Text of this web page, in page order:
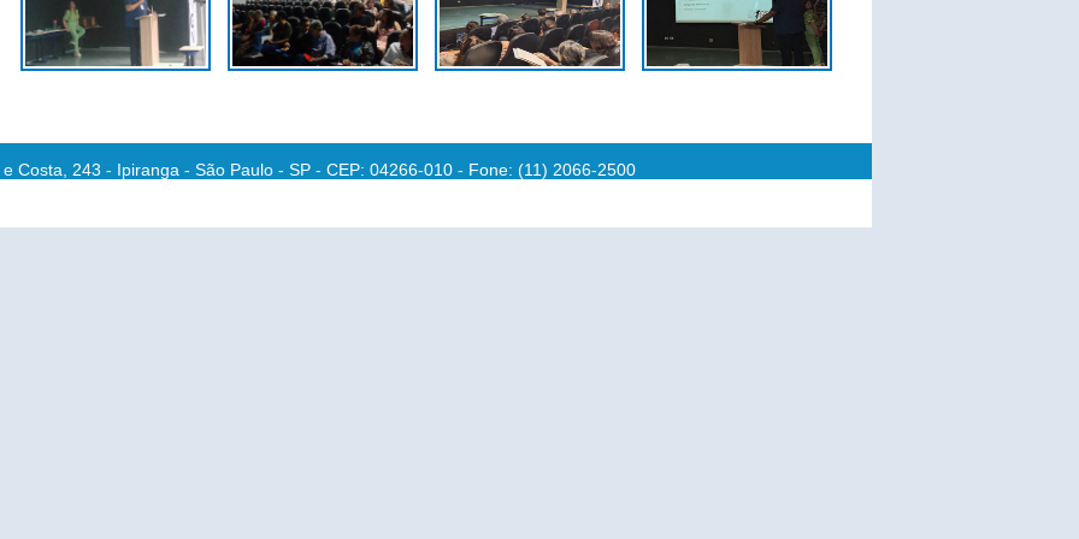
Costa, 243 - Ipiranga - São Paulo - SP - CEP: 04266-010 - Fone: (11) 2066-2500